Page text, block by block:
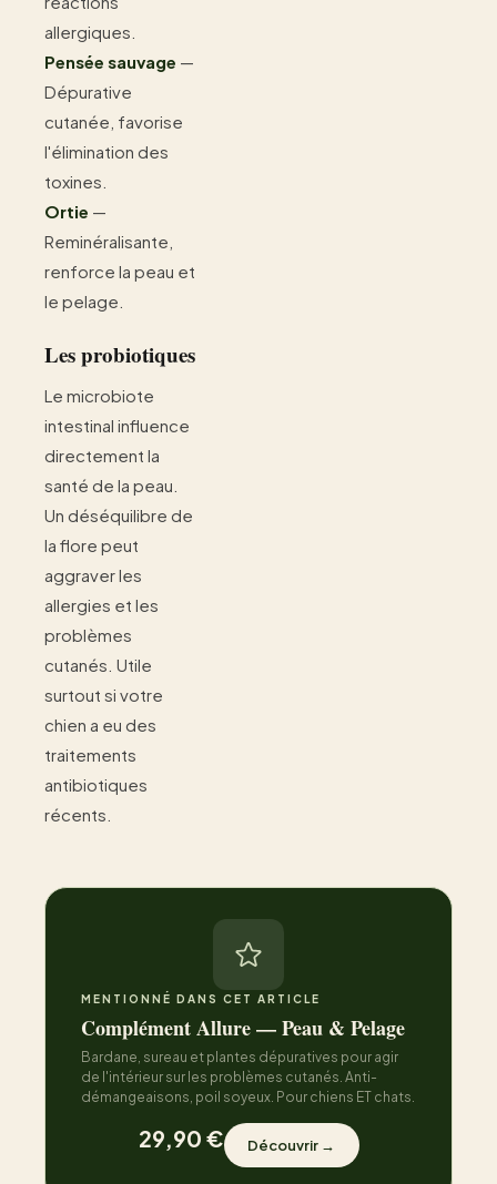
allergiques.
Pensée sauvage —
Dépurative
cutanée, favorise
l'élimination des
toxines.
Ortie —
Reminéralisante,
renforce la peau et
le pelage.
Les probiotiques
Le microbiote
intestinal influence
directement la
santé de la peau.
Un déséquilibre de
la flore peut
aggraver les
allergies et les
problèmes
cutanés. Utile
surtout si votre
chien a eu des
traitements
antibiotiques
récents.
MENTIONNÉ DANS CET ARTICLE
Complément Allure — Peau & Pelage
Bardane, sureau et plantes dépuratives pour agir
de l'intérieur sur les problèmes cutanés. Anti-
démangeaisons, poil soyeux. Pour chiens ET chats.
29,90 € Découvrir →